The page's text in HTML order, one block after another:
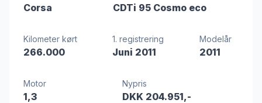
Corsa CDTi 95 Cosmo eco
Kilometer kørt
266.000
1. registrering
Juni 2011
Modelår
2011
Motor
1,3
Nypris
DKK 204.951,-